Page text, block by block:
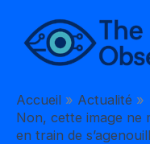
contenu
Accueil
Actualité
Non, cette image ne
en train de